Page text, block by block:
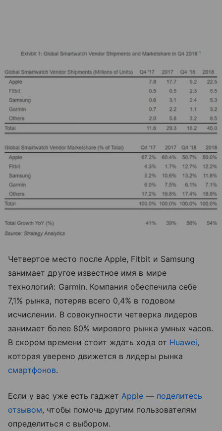
Четвертое место после Apple, Fitbit и Samsung
занимает другое известное имя в мире
технологий: Garmin. Компания обеспечила себе
7,1% рынка, потеряв всего 0,4% в годовом
исчислении. В совокупности четверка лидеров
занимает более 80% мирового рынка умных часов.
В скором времени стоит ждать хода от Huawei,
которая уверено движется в лидеры рынка
смартфонов.
Если у вас уже есть гаджетApple — поделитесь
отзывом, чтобы помочь другим пользователям
определиться с выбором.